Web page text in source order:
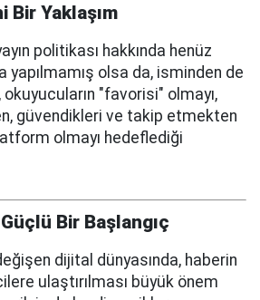
Bir Yaklaşım
politikası hakkında henüz
yapılmamış olsa da, isminden de
okuyucuların "favorisi" olmayı,
güvendikleri ve takip etmekten
olmayı hedeflediği
Bir Başlangıç
dijital dünyasında, haberin
ulaştırılması büyük önem